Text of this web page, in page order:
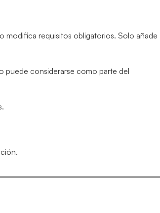
modifica requisitos obligatorios. Solo añade
puede considerarse como parte del